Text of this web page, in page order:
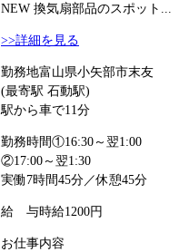
NEW 換気扇部品のスポット...
>>詳細を見る
勤務地富山県小矢部市末友
(最寄駅 石動駅)
駅から車で11分
勤務時間①16:30～翌1:00
②17:00～翌1:30
実働7時間45分／休憩45分
給 与時給1200円
お仕事内容